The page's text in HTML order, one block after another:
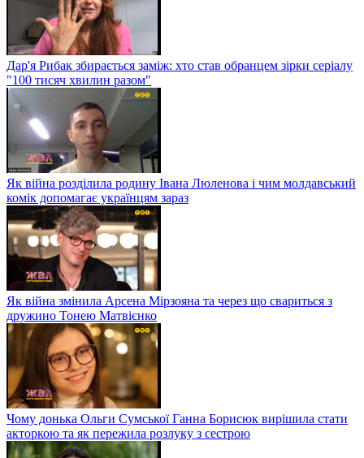
Дар'я Рибак збирається заміж: хто став обранцем зірки серіалу
"100 тисяч хвилин разом"
Як війна розділила родину Івана Люленова і чим молдавський
комік допомагає українцям зараз
Як війна змінила Арсена Мірзояна та через що свариться з
дружино Тонею Матвієнко
Чому донька Ольги Сумської Ганна Борисюк вирішила стати
акторкою та як пережила розлуку з сестрою